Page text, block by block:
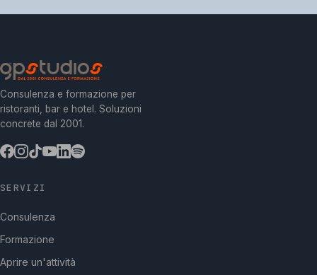
Consulenza e formazione per
ristoranti, bar e hotel. Soluzioni
concrete dal 2001.
SERVIZI
Consulenza
Formazione
Aprire un'attività